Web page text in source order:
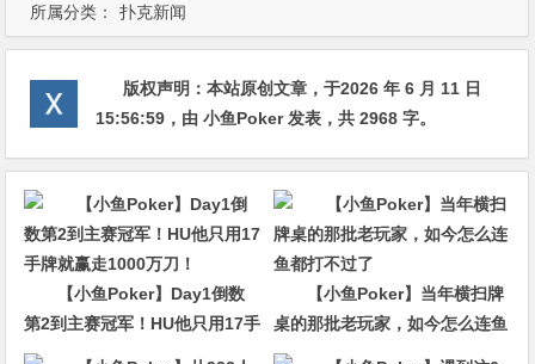
所属分类： 扑克新闻
版权声明：本站原创文章，于2026 年 6 月 11 日
15:56:59 ，由小鱼Poker发表，共 2968 字。
【小鱼Poker】Day1倒数
第2到主赛冠军！HU他只用17手
牌就赢走1000万刀！
【小鱼Poker】当年横扫牌
桌的那批老玩家，如今怎么连鱼
都打不过了